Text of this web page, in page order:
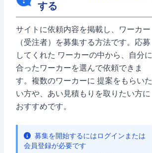
する
サイトに依頼内容を掲載し、ワーカー
（受注者）を募集する方法です。応募
してくれた ワーカーの中から、自分に
合ったワーカーを選んで依頼できま
す。複数のワーカーに 提案をもらいた
い方や、あい見積もりを取りたい方に
おすすめです。
募集を開始するにはログインまたは
会員登録が必要です